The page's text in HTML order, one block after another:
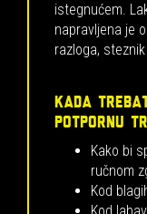
istegnućem.
napravljena je
razloga,
KADA
POTPORNU
Kako bi
ručnom
Kod